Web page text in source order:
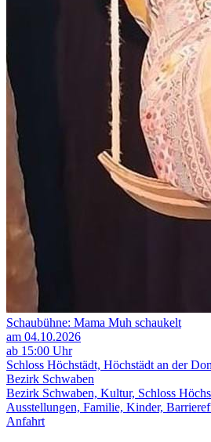
Schaubühne: Mama Muh schaukelt
am 04.10.2026
ab 15:00 Uhr
Schloss Höchstädt, Höchstädt an der
Bezirk Schwaben
Bezirk Schwaben, Kultur, Schloss
Ausstellungen, Familie, Kinder,
Anfahrt